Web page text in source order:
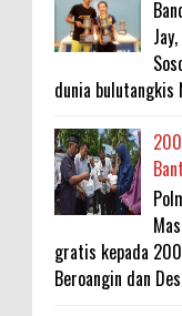
dunia bulutangkis
gratis kepada
Beroangin dan